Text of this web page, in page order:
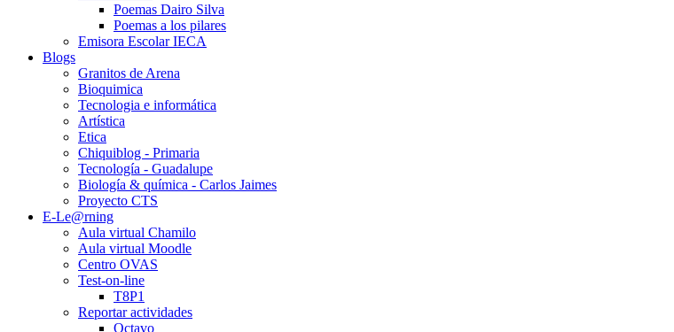
Poemas Dairo Silva
Poemas a los pilares
Emisora Escolar IECA
Blogs
Granitos de Arena
Bioquimica
Tecnologia e informática
Artística
Etica
Chiquiblog - Primaria
Tecnología - Guadalupe
Biología & química - Carlos Jaimes
Proyecto CTS
E-Le@rning
Aula virtual Chamilo
Aula virtual Moodle
Centro OVAS
Test-on-line
T8P1
Reportar actividades
Octavo